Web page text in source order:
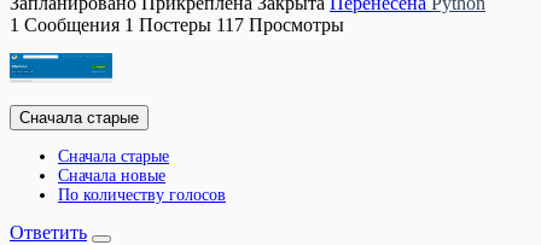
1 Сообщения 1 Постеры 117 Просмотры
Сначала старые
Сначала старые
Сначала новые
По количеству голосов
Ответить